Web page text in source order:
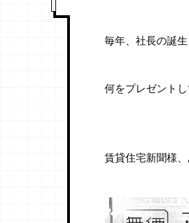
毎年、社長の誕
何をプレゼント
賃貸住宅新聞様